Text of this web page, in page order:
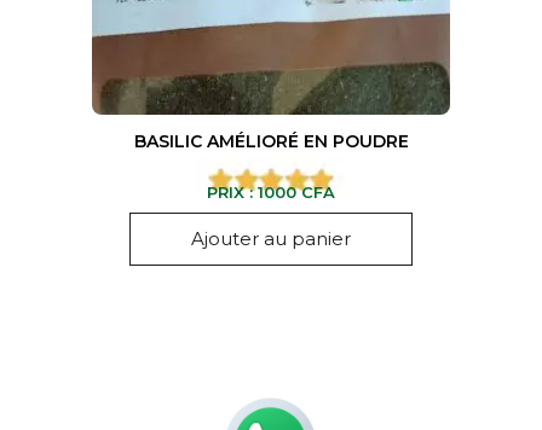
BASILIC AMÉLIORÉ EN POUDRE
PRIX :1000CFA
Ajouter au panier